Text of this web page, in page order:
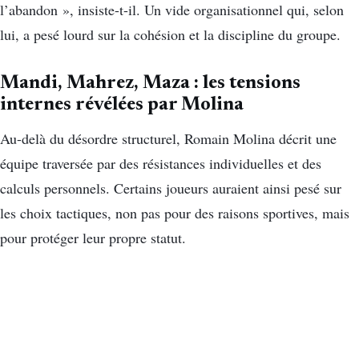
l’abandon », insiste-t-il. Un vide organisationnel qui, selon
lui, a pesé lourd sur la cohésion et la discipline du groupe.
Mandi, Mahrez, Maza : les tensions
internes révélées par Molina
Au-delà du désordre structurel, Romain Molina décrit une
équipe traversée par des résistances individuelles et des
calculs personnels. Certains joueurs auraient ainsi pesé sur
les choix tactiques, non pas pour des raisons sportives, mais
pour protéger leur propre statut.